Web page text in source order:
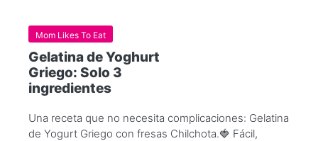
Mom Likes To Eat
Gelatina de Yoghurt
Griego: Solo 3
ingredientes
Una receta que no necesita complicaciones: Gelatina
de Yogurt Griego con fresas Chilchota.🍓 Fácil,